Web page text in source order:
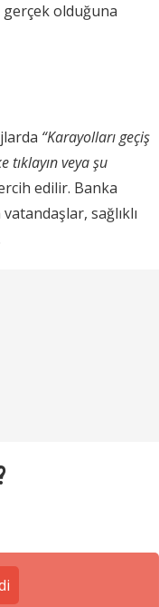
olduğuna
“Karayolları geçiş
tıklayın veya şu
edilir. Banka
sağlıklı